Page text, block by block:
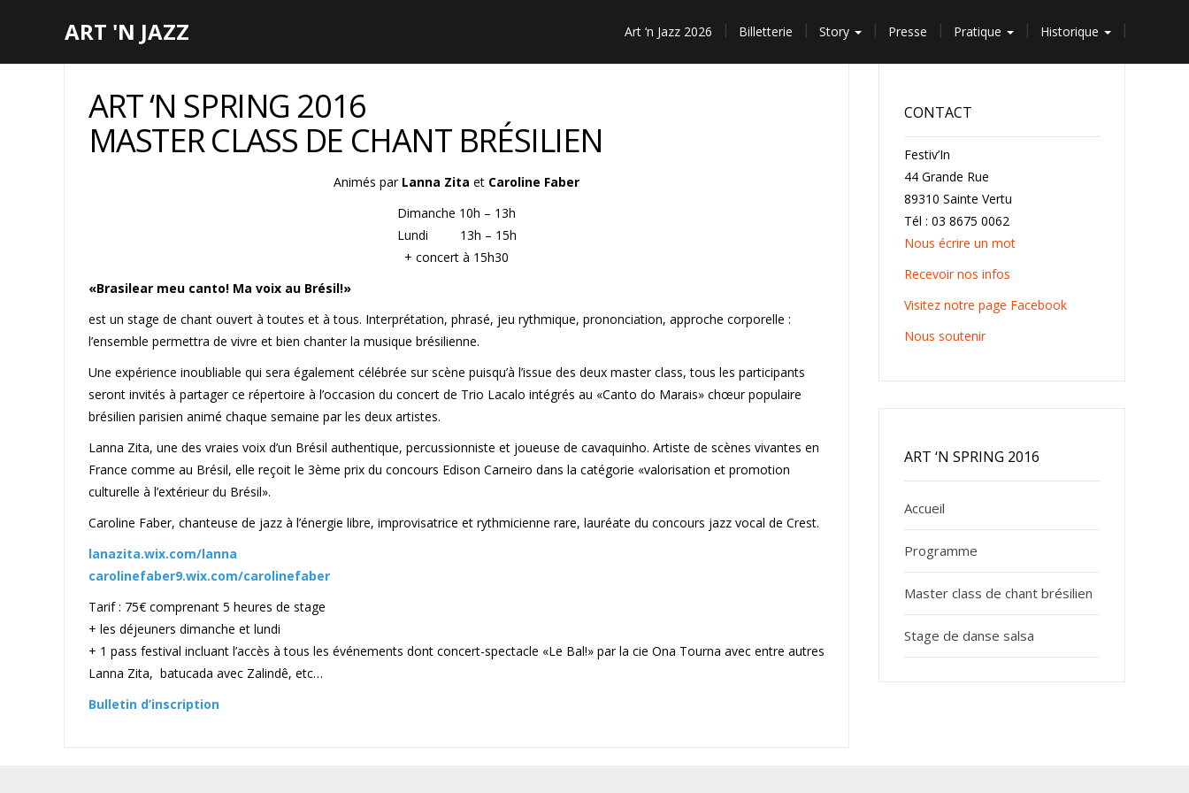
ART 'N JAZZ Art ‘n Jazz 2026 Billetterie Story Presse Pratique Historique
ART ‘N SPRING 2016
MASTER CLASS DE CHANT BRÉSILIEN
Animés par Lanna Zita et Caroline Faber
Dimanche 10h – 13h
Lundi
13h – 15h
+ concert à 15h30
«Brasilear meu canto! Ma voix au Brésil!»
est un stage de chant ouvert à toutes et à tous. Interprétation, phrasé, jeu rythmique, prononciation, approche corporelle :
l’ensemble permettra de vivre et bien chanter la musique brésilienne.
Une expérience inoubliable qui sera également célébrée sur scène puisqu’à l’issue des deux master class, tous les participants
seront invités à partager ce répertoire à l’occasion du concert de Trio Lacalo intégrés au «Canto do Marais» chœur populaire
brésilien parisien animé chaque semaine par les deux artistes.
Lanna Zita, une des vraies voix d’un Brésil authentique, percussionniste et joueuse de cavaquinho. Artiste de scènes vivantes en
France comme au Brésil, elle reçoit le 3ème prix du concours Edison Carneiro dans la catégorie «valorisation et promotion
culturelle à l’extérieur du Brésil».
Caroline Faber, chanteuse de jazz à l’énergie libre, improvisatrice et rythmicienne rare, lauréate du concours jazz vocal de Crest.
lanazita.wix.com/lanna
carolinefaber9.wix.com/carolinefaber
Tarif : 75€ comprenant 5 heures de stage
+ les déjeuners dimanche et lundi
+ 1 pass festival incluant l’accès à tous les événements dont concert-spectacle «Le Bal!» par la cie Ona Tourna avec entre autres
Lanna Zita, batucada avec Zalindê, etc…
Bulletin d’inscription
CONTACT
Festiv’In
44 Grande Rue
89310 Sainte Vertu
Tél : 03 8675 0062
Nous écrire un mot
Recevoir nos infos
Visitez notre page Facebook
Nous soutenir
ART ‘N SPRING 2016
Accueil
Programme
Master class de chant brésilien
Stage de danse salsa